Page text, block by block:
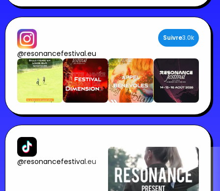
@resonancefestival.eu
Suivre3.0k
@resonancefestival.eu